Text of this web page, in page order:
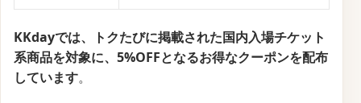
KKdayでは、トクたびに掲載された国内入場チケット
系商品を対象に、5%OFFとなるお得なクーポンを配布
しています。